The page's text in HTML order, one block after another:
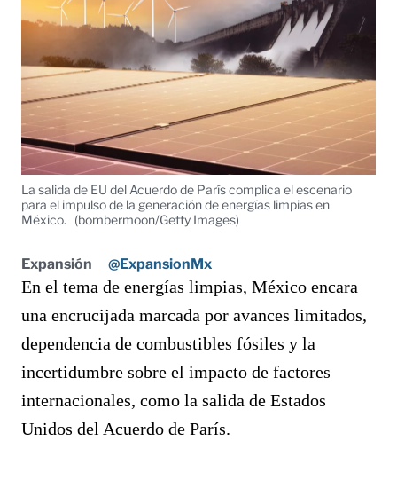
La salida de EU del Acuerdo de París complica el escenario
para el impulso de la generación de energías limpias en
México.
(bombermoon/Getty Images)
Expansión @ExpansionMx
En el tema de energías limpias, México encara
una encrucijada marcada por avances limitados,
dependencia de combustibles fósiles y la
incertidumbre sobre el impacto de factores
internacionales, como la salida de Estados
Unidos del Acuerdo de París.